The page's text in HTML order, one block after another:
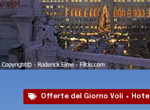
Offerte del Giorno Voli + Hotel